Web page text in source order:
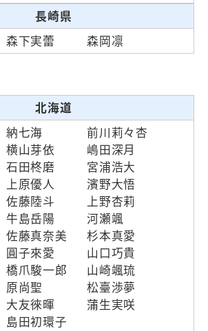
長崎県
森下実蕾 森岡凛
北海道
納七海
前川莉々杏
横山芽依
嶋田深月
石田柊磨
宮浦浩大
上原優人
濱野大悟
佐藤陸斗
上野杏莉
牛島岳陽
河瀬颯
佐藤真奈美
杉本真愛
圓子來愛
山口巧貴
橋爪駿一郎
山崎颯琉
原尚聖
松臺渉夢
大友徠暉
蒲生実咲
島田初環子